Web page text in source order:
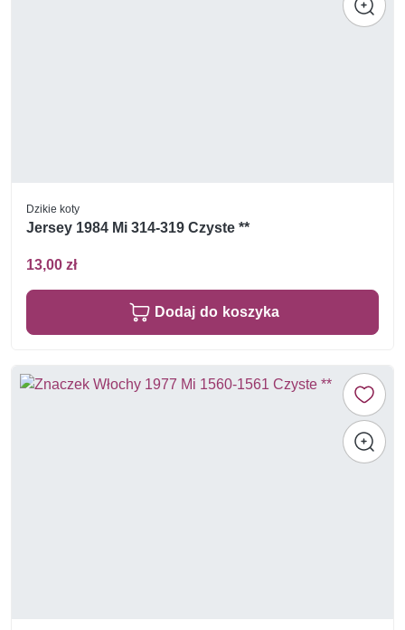
Dzikie koty
Jersey 1984 Mi 314-319 Czyste **
13,00 zł
Dodaj do koszyka